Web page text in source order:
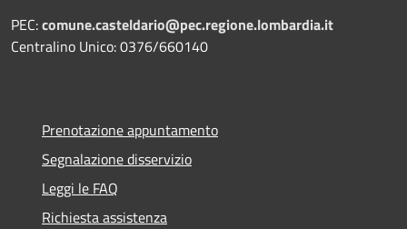
PEC:comune.casteldario@pec.regione.lombardia.it
Centralino Unico: 0376/660140
Prenotazione appuntamento
Segnalazione disservizio
Leggi le FAQ
Richiesta assistenza